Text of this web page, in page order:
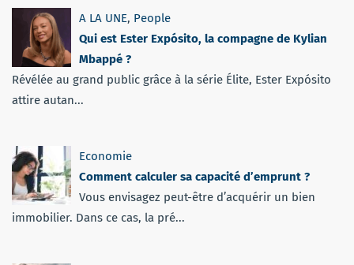
A LA UNE, People
Qui est Ester Expósito, la compagne de Kylian
Mbappé ?
Révélée au grand public grâce à la série Élite, Ester Expósito
attire autan...
Economie
Comment calculer sa capacité d’emprunt ?
Vous envisagez peut-être d’acquérir un bien
immobilier. Dans ce cas, la pré...